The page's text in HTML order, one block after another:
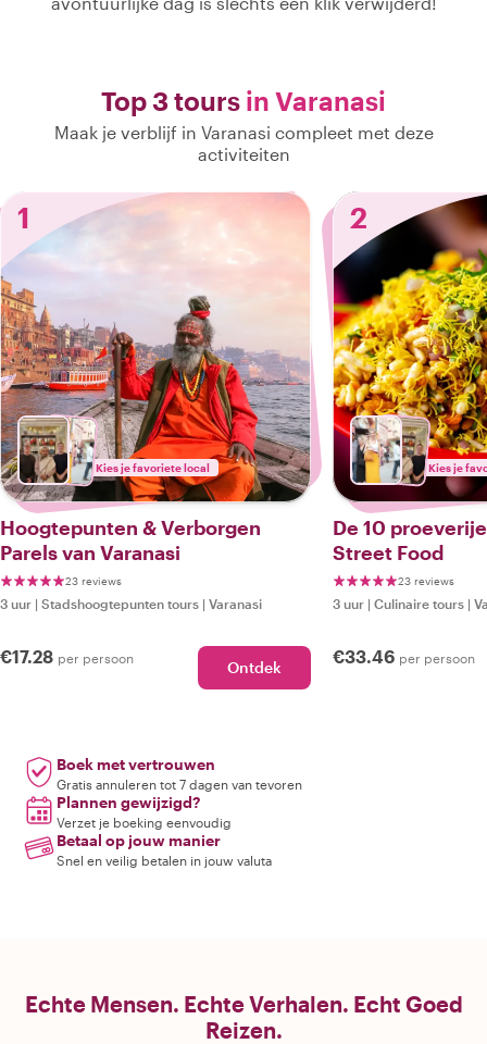
Top 3 tours in Varanasi
Maak je verblijf in Varanasi compleet met deze
activiteiten
1
Kies je favoriete local
Hoogtepunten & Verborgen
Parels van Varanasi
23 reviews
3 uur | Stadshoogtepunten tours | Varanasi
€17.28 per persoon Ontdek
2
Kies je
De 10
Street Food
23 reviews
3 uur | Culinaire tours |
€33.46 per persoon
Boek met vertrouwen
Gratis annuleren tot 7 dagen van tevoren
Plannen gewijzigd?
Verzet je boeking eenvoudig
Betaal op jouw manier
Snel en veilig betalen in jouw valuta
Echte Mensen. Echte Verhalen. Echt Goed
Reizen.